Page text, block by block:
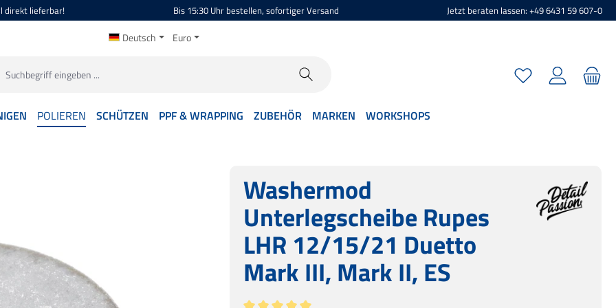
direkt lieferbar! Bis 15:30 Uhr bestellen, sofortiger Versand Jetzt beraten lassen: +49 6431 59 607-0
Deutsch Euro
Du hast 0
POLIEREN SCHÜTZEN PPF & WRAPPING ZUBEHÖR MARKEN WORKSHOPS
Washermod
Unterlegscheibe Rupes
LHR 12/15/21 Duetto
Mark III, Mark II, ES